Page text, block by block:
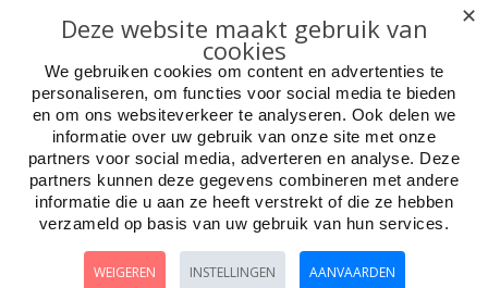
Minimum afname: 1
Aantal
✕
Deze website maakt gebruik van
cookies
We gebruiken cookies om content en advertenties te
personaliseren, om functies voor social media te bieden
en om ons websiteverkeer te analyseren. Ook delen we
informatie over uw gebruik van onze site met onze
partners voor social media, adverteren en analyse. Deze
partners kunnen deze gegevens combineren met andere
informatie die u aan ze heeft verstrekt of die ze hebben
verzameld op basis van uw gebruik van hun services.
WEIGEREN INSTELLINGEN AANVAARDEN